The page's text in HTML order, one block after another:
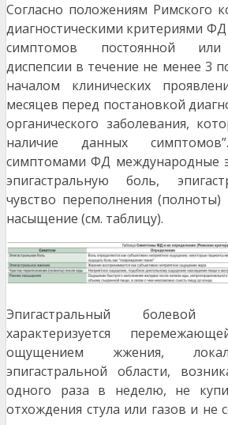
Согласно положениям Римского
диагностическими критериями ФД
симптомов постоянной или
диспепсии в течение не менее 3
началом клинических
месяцев перед постановкой
органического заболевания,
наличие данных
симптомами ФД международные
эпигастральную боль,
чувство переполнения
насыщение (см. таблицу).
Эпигастральный
характеризуется
ощущением жжения,
эпигастральной области,
одного раза в неделю, не
отхождения стула или газов и не